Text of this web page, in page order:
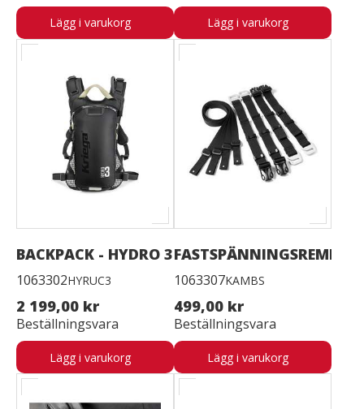
Lägg i varukorg Lägg i varukorg
BACKPACK - HYDRO 3
1063302HYRUC3
2 199,00 kr
Beställningsvara
Lägg i varukorg
FASTSPÄNNINGSREMMAR
1063307KAMBS
499,00 kr
Beställningsvara
Lägg i varukorg